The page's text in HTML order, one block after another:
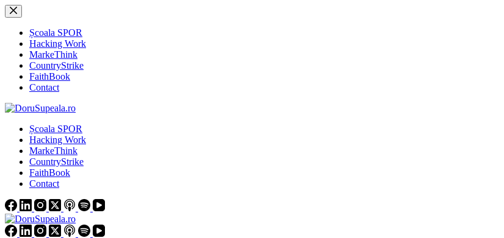
Sari
la
conținutȘcoala SPOR
Hacking Work
MarkeThink
CountryStrike
FaithBook
Contact
Școala SPOR
Hacking Work
MarkeThink
CountryStrike
FaithBook
Contact